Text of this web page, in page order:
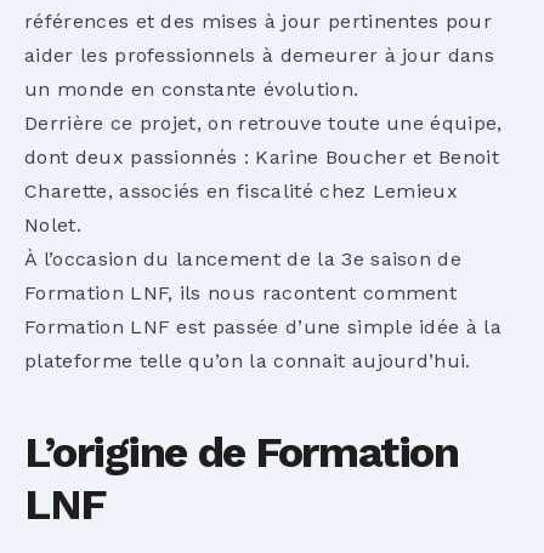
références et des mises à jour pertinentes pour
aider les professionnels à demeurer à jour dans
un monde en constante évolution.
Derrière ce projet, on retrouve toute une équipe,
dont deux passionnés : Karine Boucher et Benoit
Charette, associés en fiscalité chez Lemieux
Nolet.
À l’occasion du lancement de la 3e saison de
Formation LNF, ils nous racontent comment
Formation LNF est passée d’une simple idée à la
plateforme telle qu’on la connait aujourd’hui.
L’origine de Formation
LNF